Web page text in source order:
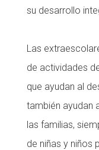
su desarrollo
Las
de actividades
que ayudan al
también ayudan
las familias,
de niñas y niños
CONEIX
La Fundació